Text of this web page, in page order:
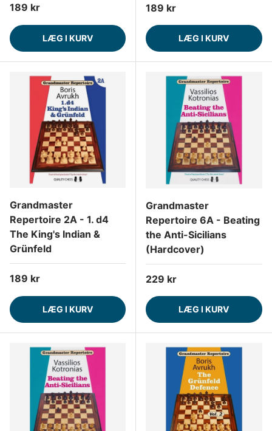
Normalpris
189 kr
LÆG I KURV
Normalpris
189 kr
LÆG I KURV
Grandmaster
Repertoire 2A - 1. d4
The King's Indian &
Grünfeld
Normalpris
189 kr
LÆG I KURV
Grandmaster
Repertoire 6A - Beating
the Anti-Sicilians
(Hardcover)
Normalpris
229 kr
LÆG I KURV